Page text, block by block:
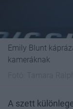
Emily Blunt
kameráknak
A szett